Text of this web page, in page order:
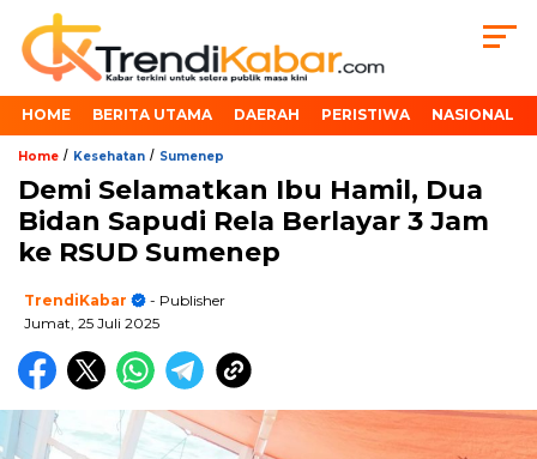
HOME BERITA UTAMA DAERAH PERISTIWA NASIONAL
Home / Kesehatan / Sumenep
Demi Selamatkan Ibu Hamil, Dua
Bidan Sapudi Rela Berlayar 3 Jam
ke RSUD Sumenep
TrendiKabar
- Publisher
Jumat, 25 Juli 2025